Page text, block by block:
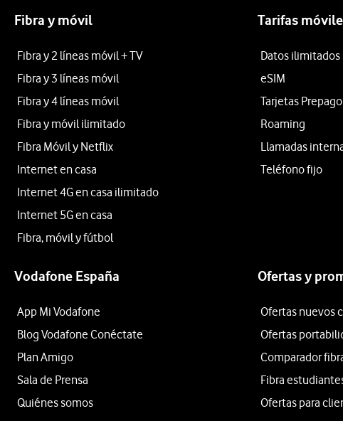
Fibra y móvil
Fibra y 2 líneas móvil + TV
Fibra y 3 líneas móvil
Fibra y 4 líneas móvil
Fibra y móvil ilimitado
Fibra Móvil y Netflix
Internet en casa
Internet 4G en casa ilimitado
Internet 5G en casa
Fibra, móvil y fútbol
Tarifas
Datos ilimitados
eSIM
Tarjetas
Roaming
Llamadas
Teléfono fijo
Vodafone España
App Mi Vodafone
Blog Vodafone Conéctate
Plan Amigo
Sala de Prensa
Quiénes somos
Ofertas y
Ofertas nuevos
Ofertas
Comparador
Fibra
Ofertas para